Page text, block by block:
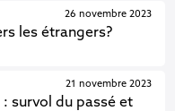
les étrangers?
26 novembre 2023
: survol du passé et
21 novembre 2023